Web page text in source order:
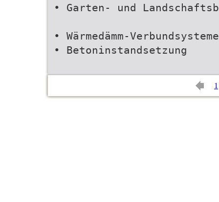
• Garten- und
• Wärmedämm-Verbundsysteme
• Betoninstandsetzung
1